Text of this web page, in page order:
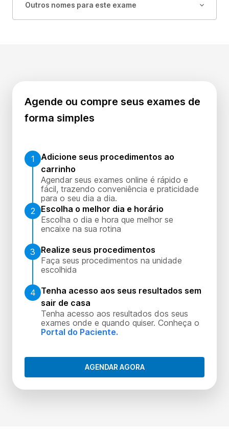
Outros nomes para este exame
Agende ou compre seus exames de
forma simples
1
Adicione seus procedimentos ao
carrinho
Agendar seus exames online é rápido e
fácil, trazendo conveniência e praticidade
para o seu dia a dia.
2
Escolha o melhor dia e horário
Escolha o dia e hora que melhor se
encaixe na sua rotina
3
Realize seus procedimentos
Faça seus procedimentos na unidade
escolhida
4 Tenha acesso aos seus resultados sem
sair de casa
Tenha acesso aos resultados dos seus
exames onde e quando quiser. Conheça o
Portal do Paciente.
AGENDAR AGORA